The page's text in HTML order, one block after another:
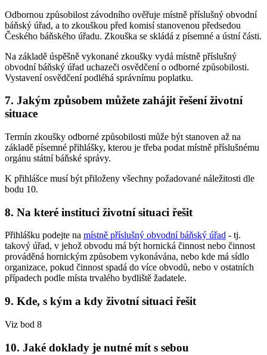
Odbornou způsobilost závodního ověřuje místně příslušný obvodní
báňský úřad, a to zkouškou před komisí stanovenou předsedou
Českého báňského úřadu. Zkouška se skládá z písemné a ústní části.
Na základě úspěšně vykonané zkoušky vydá místně příslušný
obvodní báňský úřad uchazeči osvědčení o odborné způsobilosti.
Vystavení osvědčení podléhá správnímu poplatku.
7. Jakým způsobem můžete zahájit řešení životní
situace
Termín zkoušky odborné způsobilosti může být stanoven až na
základě písemné přihlášky, kterou je třeba podat místně příslušnému
orgánu státní báňské správy.
K přihlášce musí být přiloženy všechny požadované náležitosti dle
bodu 10.
8. Na které instituci životní situaci řešit
Přihlášku podejte na místně příslušný obvodní báňský úřad - tj.
takový úřad, v jehož obvodu má být hornická činnost nebo činnost
prováděná hornickým způsobem vykonávána, nebo kde má sídlo
organizace, pokud činnost spadá do více obvodů, nebo v ostatních
případech podle místa trvalého bydliště žadatele.
9. Kde, s kým a kdy životní situaci řešit
Viz bod 8
10. Jaké doklady je nutné mít s sebou